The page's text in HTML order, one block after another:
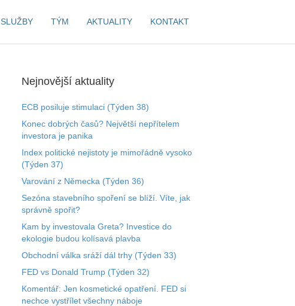
SLUŽBY TÝM AKTUALITY KONTAKT
Nejnovější aktuality
ECB posiluje stimulaci (Týden 38)
Konec dobrých časů? Největší nepřítelem
investora je panika
Index politické nejistoty je mimořádně vysoko
(Týden 37)
Varování z Německa (Týden 36)
Sezóna stavebního spoření se blíží. Víte, jak
správně spořit?
Kam by investovala Greta? Investice do
ekologie budou kolísavá plavba
Obchodní válka sráží dál trhy (Týden 33)
FED vs Donald Trump (Týden 32)
Komentář: Jen kosmetické opatření. FED si
nechce vystřílet všechny náboje